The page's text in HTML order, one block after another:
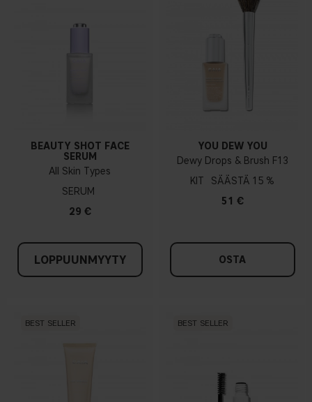
BEAUTY SHOT FACE
SERUM
All Skin Types
SERUM
29 €
LOPPUUNMYYTY
YOU DEW YOU
Dewy Drops & Brush F13
KIT
15 %
51 €
OSTA
BEST SELLER BEST SELLER